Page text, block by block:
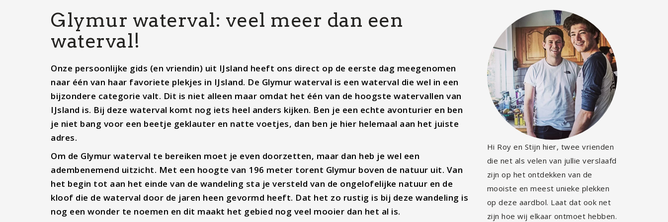
Glymur waterval: veel meer dan een
waterval!
Onze persoonlijke gids (en vriendin) uit IJsland heeft ons direct op de eerste dag meegenomen
naar één van haar favoriete plekjes in IJsland. De Glymur waterval is een waterval die wel in een
bijzondere categorie valt. Dit is niet alleen maar omdat het één van de hoogste watervallen van
IJsland is. Bij deze waterval komt nog iets heel anders kijken. Ben je een echte avonturier en ben
je niet bang voor een beetje geklauter en natte voetjes, dan ben je hier helemaal aan het juiste
adres.
Om de Glymur waterval te bereiken moet je even doorzetten, maar dan heb je wel een
adembenemend uitzicht. Met een hoogte van 196 meter torent Glymur boven de natuur uit. Van
het begin tot aan het einde van de wandeling sta je versteld van de ongelofelijke natuur en de
kloof die de waterval door de jaren heen gevormd heeft. Dat het zo rustig is bij deze wandeling is
nog een wonder te noemen en dit maakt het gebied nog veel mooier dan het al is.
Hi Roy en Stijn hier, twee vrienden
die net als velen van jullie verslaafd
zijn op het ontdekken van de
mooiste en meest unieke plekken
op deze aardbol. Laat dat ook net
zijn hoe wij elkaar ontmoet hebben.